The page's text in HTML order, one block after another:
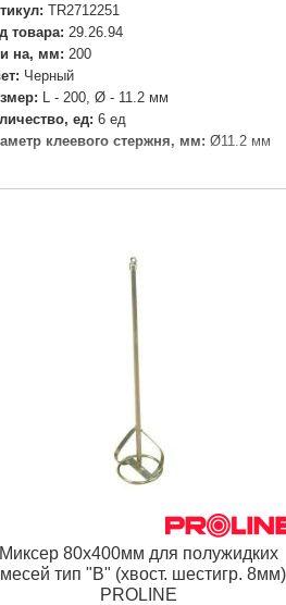
TR2712251
товара: 29.26.94
на, мм: 200
Черный
L - 200, Ø - 11.2 мм
ед: 6 ед
клеевого стержня, мм: Ø11.2 мм
Подробнее...
Миксер 80х400мм для полужидких
тип "В" (хвост. шестигр. 8мм)
PROLINE